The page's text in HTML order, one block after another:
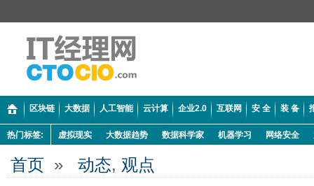
区块链 大数据 人工智能 云计算 企业2.0 互联网 安 全 装 备
热门标签: 虚拟现实 大数据趋势 数据科学家 机器学习 网络安全
首页 » 动态, 观点